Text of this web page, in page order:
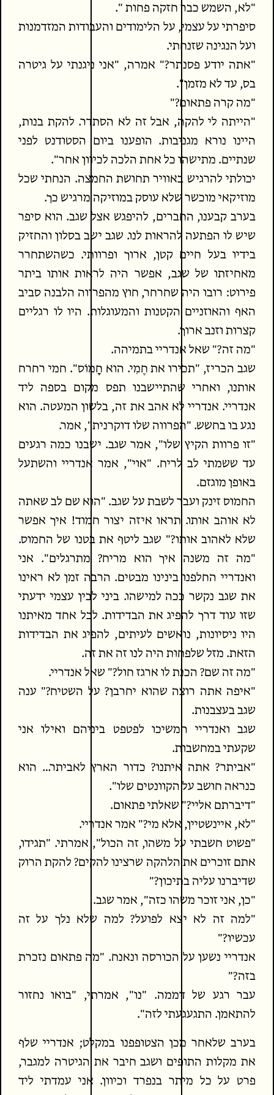
"לא, השמש כבר חזקה פחות ".
סיפרתי על עצמי, על הלימודים והעבודות המזדמנות
ועל הנגינה שזנחתי.
"אתה יודע פסנתר?" אמרה, "אני ניגנתי על גיטרה
בס, עד לא מזמן".
"מה קרה פתאום?"
"הייתה לי להקה, אבל זה לא הסתדר. להקת בנות,
היינו נורא מגניבות. הופענו ביום הסטודנט לפני
שנתיים. מתישהו כל אחת הלכה לכיוון אחר".
יכולתי להרגיש באוויר תחושת החמצה. הנחתי שכל
מוזיקאי מוכשר שלא עוסק במוזיקה מרגיש כך.
בערב קבענו, החברים, להיפגש אצל שגב. הוא סיפר
שיש לו הפתעה להראות לנו. שגב ישב בסלון והחזיק
בידיו בעל חיים קטן, ארוך ופרוותי. כשהשתחרר
מאחיזתו של שגב, אפשר היה לראות אותו ביתר
פירוט: רובו היה שחרחר, חוץ מהפרווה הלבנה סביב
האף והאוזניים הקטנות והמעוגלות. היו לו רגליים
קצרות וזנב ארוך.
"מה זה?" שאל אנדריי בתמיהה.
שגב הכריז, "תכירו את חֶמִי. הוא חָמוֹס". חמי רחרח
אותנו, ואחרי שהתיישבנו תפס מקום בספה ליד
אנדריי. אנדריי לא אהב את זה, בלשון המעטה. הוא
נגע בו בחשש. "הפרווה שלו דוקרנית", אמר.
"זו פרוות הקיץ שלו", אמר שגב. ישבנו כמה רגעים
עד ששמתי לב לריח. "אוי", אמר אנדריי והשתעל
באופן מוגזם.
החמוס זינק ועבר לשבת על שגב. "הוא שם לב שאתה
לא אוהב אותו. תראו איזה יצור חמוד! איך אפשר
שלא לאהוב אותו?" שגב ליטף את בטנו של החמוס.
"מה זה משנה איך הוא מריח? מתרגלים". אני
ואנדריי החלפנו בינינו מבטים. הרבה זמן לא ראינו
את שגב נקשר ככה למישהו. ביני לבין עצמי ידעתי
שזו עוד דרך להפיג את הבדידות. לכל אחד מאיתנו
היו ניסיונות, נואשים לעיתים, להפיג את הבדידות
הזאת. מזל שלפחות היה לנו זה את זה.
"מה זה שם? הכנת לו ארגז חול?" שאל אנדריי.
"איפה אתה רוצה שהוא יחרבן? על השטיח?" ענה
שגב בעצבנות.
שגב ואנדריי המשיכו לפטפט ביניהם ואילו אני
שקעתי במחשבות.
"אביתר? אתה איתנו? כדור הארץ לאביתר… הוא
כנראה חושב על הקוונטים שלו".
"דיברתם אליי?" שאלתי פתאום.
"לא, איינשטיין, אלא מי?" אמר אנדריי.
"פשוט חשבתי על משהו, זה הכול", אמרתי. "תגידו,
אתם זוכרים את הלהקה שרצינו להקים? להקת הרוק
שדיברנו עליה בתיכון?"
"כן, אני זוכר משהו כזה", אמר שגב.
"למה זה לא יצא לפועל? למה שלא נלך על זה
עכשיו?"
אנדריי נשען על הכורסה ונאנח. "מה פתאום נזכרת
בזה?"
עבר רגע של דממה. "נו", אמרתי, "בואו נחזור
להתאמן. התגעגעתי לזה".
בערב שלאחר מכן הצטופפנו במקלט; אנדריי שלף
את מקלות התופים ושגב חיבר את הגיטרה למגבר,
פרט על כל מיתר בנפרד וכיוון. אני עמדתי ליד